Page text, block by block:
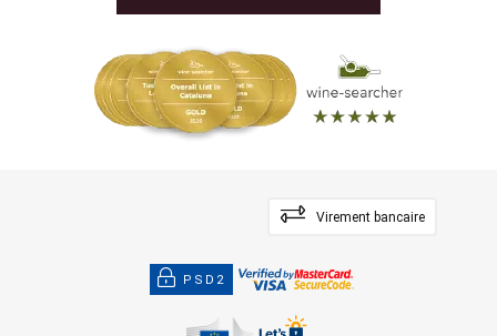
Virement bancaire
PSD2